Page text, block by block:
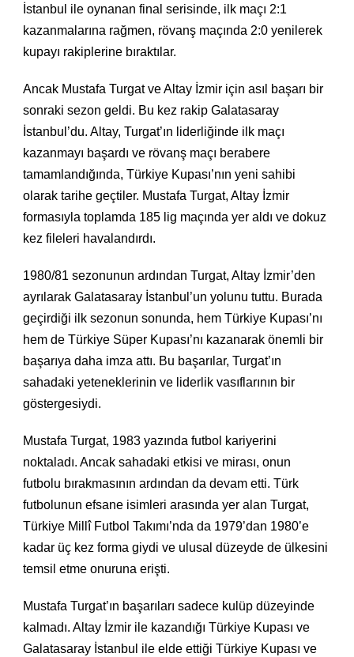
İstanbul ile oynanan final serisinde, ilk maçı 2:1
kazanmalarına rağmen, rövanş maçında 2:0 yenilerek
kupayı rakiplerine bıraktılar.
Ancak Mustafa Turgat ve Altay İzmir için asıl başarı bir
sonraki sezon geldi. Bu kez rakip Galatasaray
İstanbul’du. Altay, Turgat’ın liderliğinde ilk maçı
kazanmayı başardı ve rövanş maçı berabere
tamamlandığında, Türkiye Kupası’nın yeni sahibi
olarak tarihe geçtiler. Mustafa Turgat, Altay İzmir
formasıyla toplamda 185 lig maçında yer aldı ve dokuz
kez fileleri havalandırdı.
1980/81 sezonunun ardından Turgat, Altay İzmir’den
ayrılarak Galatasaray İstanbul’un yolunu tuttu. Burada
geçirdiği ilk sezonun sonunda, hem Türkiye Kupası’nı
hem de Türkiye Süper Kupası’nı kazanarak önemli bir
başarıya daha imza attı. Bu başarılar, Turgat’ın
sahadaki yeteneklerinin ve liderlik vasıflarının bir
göstergesiydi.
Mustafa Turgat, 1983 yazında futbol kariyerini
noktaladı. Ancak sahadaki etkisi ve mirası, onun
futbolu bırakmasının ardından da devam etti. Türk
futbolunun efsane isimleri arasında yer alan Turgat,
Türkiye Millî Futbol Takımı’nda da 1979’dan 1980’e
kadar üç kez forma giydi ve ulusal düzeyde de ülkesini
temsil etme onuruna erişti.
Mustafa Turgat’ın başarıları sadece kulüp düzeyinde
kalmadı. Altay İzmir ile kazandığı Türkiye Kupası ve
Galatasaray İstanbul ile elde ettiği Türkiye Kupası ve